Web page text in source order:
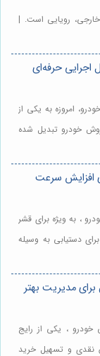
رویایی است. |
اجرایی حرفه‌ای
امروزه به یکی از
خودرو تبدیل شده
افزایش سرعت
، به ویژه برای قشر
دستیابی به وسیله
مدیریت بهتر
، یکی از رایج
نقدی و تسهیل خرید